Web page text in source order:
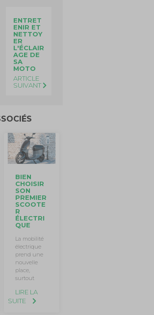
ENTRET
ENIR ET
NETTOY
ER
L'ÉCLAIR
AGE DE
SA
MOTO
ARTICLE
SUIVANT
BIEN
CHOISIR
SON
PREMIER
SCOOTE
R
ÉLECTRI
QUE
La mobilité
électrique
prend une
nouvelle
place,
surtout
LIRE LA
SUITE